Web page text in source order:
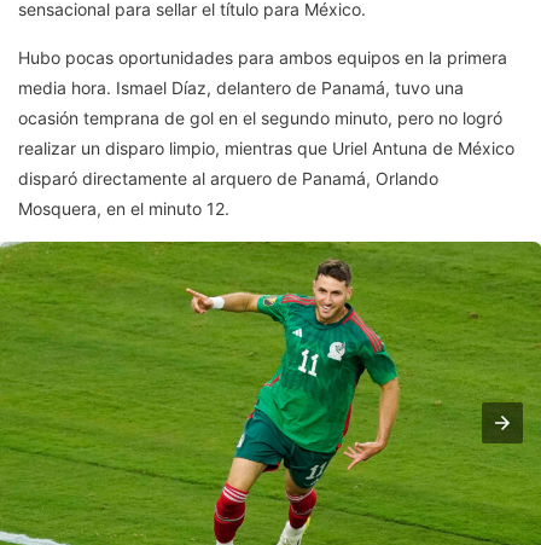
sensacional para sellar el título para México.
Hubo pocas oportunidades para ambos equipos en la primera
media hora. Ismael Díaz, delantero de Panamá, tuvo una
ocasión temprana de gol en el segundo minuto, pero no logró
realizar un disparo limpio, mientras que Uriel Antuna de México
disparó directamente al arquero de Panamá, Orlando
Mosquera, en el minuto 12.